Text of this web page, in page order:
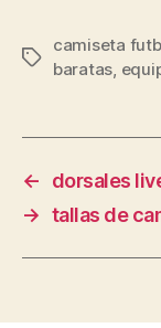
Etiquetas
camiseta
baratas
←
dorsales
→ tallas de